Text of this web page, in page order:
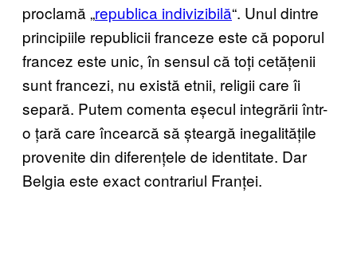
proclamă „republica indivizibilă“. Unul dintre
principiile republicii franceze este că poporul
francez este unic, în sensul că toți cetățenii
sunt francezi, nu există etnii, religii care îi
separă. Putem comenta eșecul integrării într-
o țară care încearcă să șteargă inegalitățile
provenite din diferențele de identitate. Dar
Belgia este exact contrariul Franței.